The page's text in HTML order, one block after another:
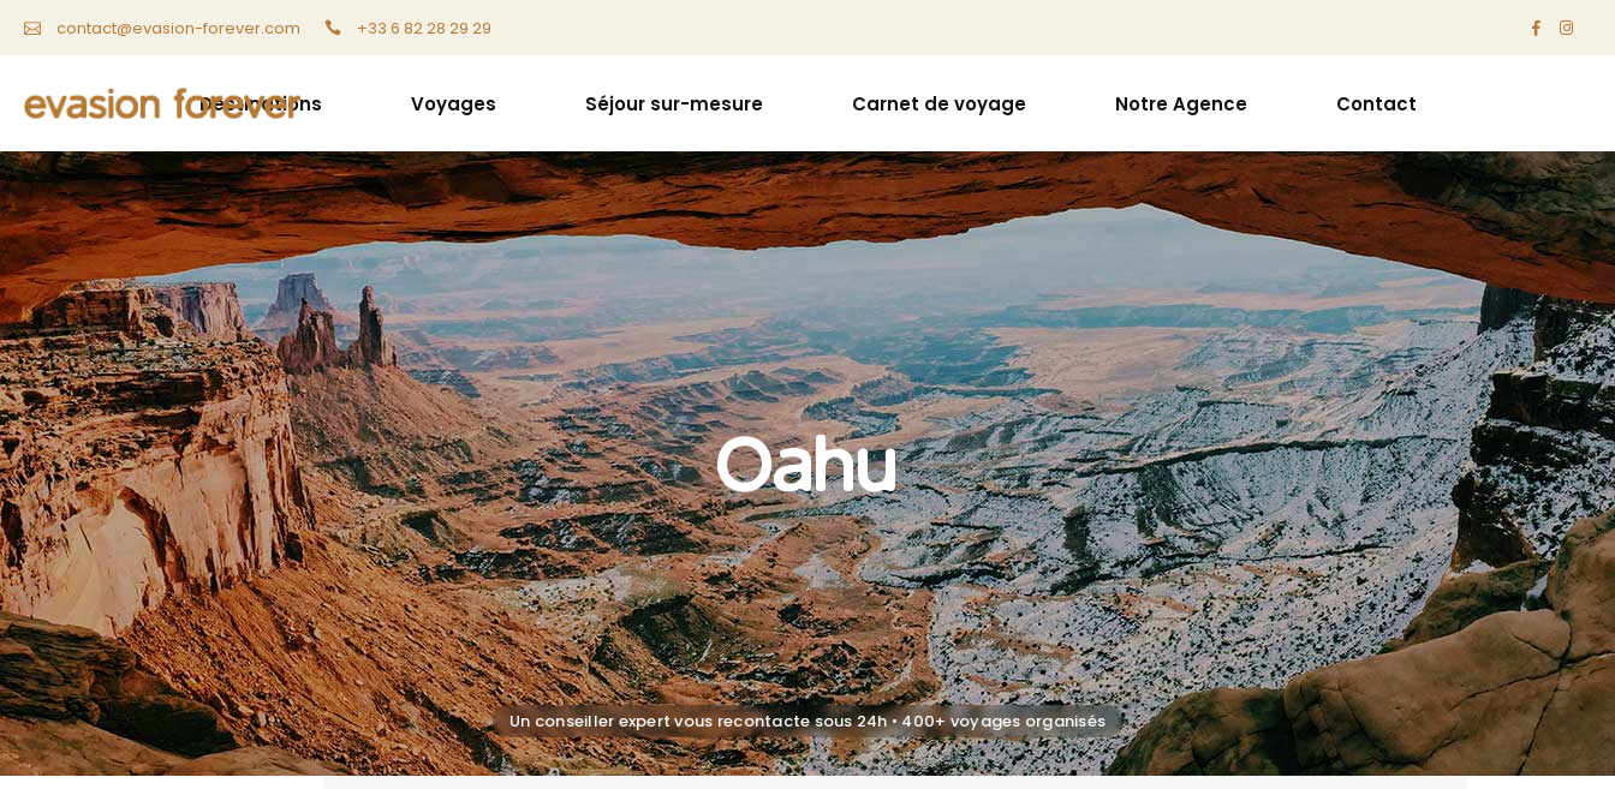
contact@evasion-forever.com +33 6 82 28 29 29
Destinations Voyages Séjour sur-mesure Carnet de voyage Notre Agence Contact
Oahu